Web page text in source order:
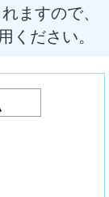
ますので、
ください。